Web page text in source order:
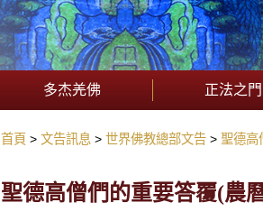
多杰羌佛 正法之門
首頁 文告訊息 世界佛教總部文告 聖德高
聖德高僧們的重要答覆(農